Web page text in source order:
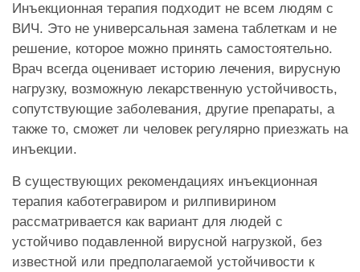
Инъекционная терапия подходит не всем людям с
ВИЧ. Это не универсальная замена таблеткам и не
решение, которое можно принять самостоятельно.
Врач всегда оценивает историю лечения, вирусную
нагрузку, возможную лекарственную устойчивость,
сопутствующие заболевания, другие препараты, а
также то, сможет ли человек регулярно приезжать на
инъекции.
В существующих рекомендациях инъекционная
терапия каботегравиром и рилпивирином
рассматривается как вариант для людей с
устойчиво подавленной вирусной нагрузкой, без
известной или предполагаемой устойчивости к